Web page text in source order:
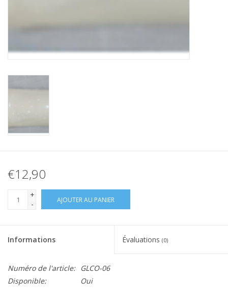
€12,90
+
-
AJOUTER AU PANIER
Informations Évaluations (0)
Numéro de l'article:
GLCO-06
Disponible:
Oui